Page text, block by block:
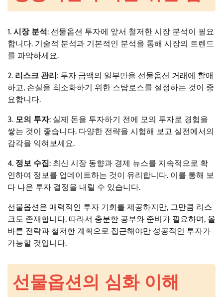
1. 시장 분석: 선물옵션 투자에 앞서 철저한 시장 분석이 필요
합니다. 기술적 분석과 기본적인 분석을 통해 시장의 트렌드
를 파악하세요.
2. 리스크 관리 : 투자 금액의 일부만을 선물옵션 거래에 할애
하고, 손실을 최소화하기 위한 스탑로스를 설정하는 것이 중
요합니다.
3. 모의 투자: 실제 돈을 투자하기 전에 모의 투자로 경험을
쌓는 것이 좋습니다. 다양한 전략을 시험해 보고 실전에서의
감각을 익혀보세요.
4. 정보 수집: 최신 시장 동향과 경제 뉴스를 지속적으로 확
인하여 정보를 업데이트하는 것이 유리합니다. 이를 통해 보
다 나은 투자 결정을 내릴 수 있습니다.
선물옵션은 매력적인 투자 기회를 제공하지만, 그만큼 리스
크도 존재합니다. 따라서 충분한 공부와 준비가 필요하며, 올
바른 전략과 철저한 계획으로 접근해야만 성공적인 투자가
가능할 것입니다.
선물옵션의 심화 이해